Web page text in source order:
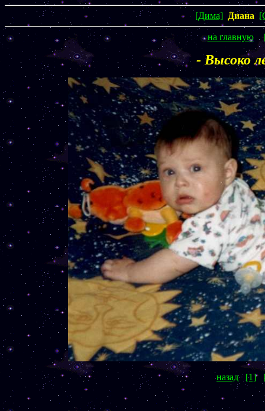
[Дима] Диана
на главную
- Высоко
назад [1]